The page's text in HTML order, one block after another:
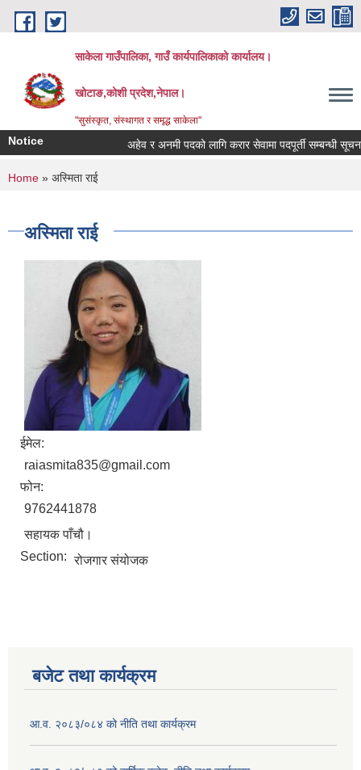
Skip to main content
साकेला गाउँपालिका, गाउँ कार्यपालिकाको कार्यालय।
खोटाङ,कोशी प्रदेश,नेपाल।
"सुसंस्कृत, संस्थागत र समृद्ध साकेला"
Notice अहेव र अनमी पदको लागि करार सेवामा पदपूर्ती सम्बन्धी सूचना
You are here
Home » अस्मिता राई
अस्मिता राई
ईमेल:
raiasmita835@gmail.com
फोन:
9762441878
सहायक पाँचौ।
Section: रोजगार संयोजक
बजेट तथा कार्यक्रम
आ.व. २०८३/०८४ को नीति तथा कार्यक्रम